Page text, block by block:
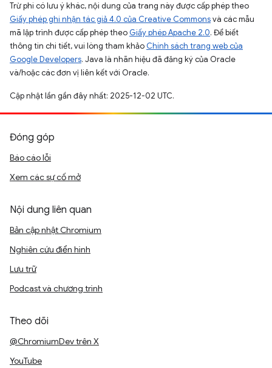
Trừ phi có lưu ý khác, nội dung của trang này được cấp phép theo
Giấy phép ghi nhận tác giả 4.0 của Creative Commonsvà các mẫu
mã lập trình được cấp phép theo Giấy phép Apache 2.0. Để biết
thông tin chi tiết, vui lòng tham khảo Chính sách trang web của
Google Developers. Java là nhãn hiệu đã đăng ký của Oracle
và/hoặc các đơn vị liên kết với Oracle.
Cập nhật lần gần đây nhất: 2025-12-02 UTC.
Đóng góp
Báo cáo lỗi
Xem các sự cố mở
Nội dung liên quan
Bản cập nhật Chromium
Nghiên cứu điển hình
Lưu trữ
Podcast và chương trình
Theo dõi
@ChromiumDev trên X
YouTube